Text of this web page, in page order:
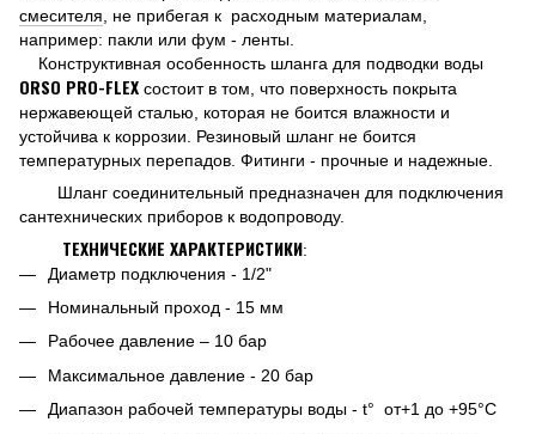
смесителя , не прибегая к расходным материалам,
например: пакли или фум - ленты.
Конструктивная особенность шланга для подводки воды
ORSO PRO-FLEX состоит в том, что поверхность покрыта
нержавеющей сталью, которая не боится влажности и
устойчива к коррозии. Резиновый шланг не боится
температурных перепадов. Фитинги - прочные и надежные.
Шланг соединительный предназначен для подключения
сантехнических приборов к водопроводу.
ТЕХНИЧЕСКИЕ ХАРАКТЕРИСТИКИ:
Диаметр подключения - 1/2"
Номинальный проход - 15 мм
Рабочее давление – 10 бар
Максимальное давление - 20 бар
Диапазон рабочей температуры воды - t° от+1 до +95°С